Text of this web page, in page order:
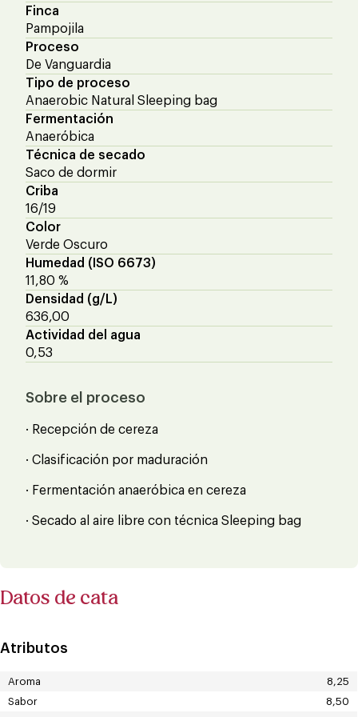
Finca
Pampojila
Proceso
De Vanguardia
Tipo de proceso
Anaerobic Natural Sleeping bag
Fermentación
Anaeróbica
Técnica de secado
Saco de dormir
Criba
16/19
Color
Verde Oscuro
Humedad (ISO 6673)
11,80 %
Densidad (g/L)
636,00
Actividad del agua
0,53
Sobre el proceso
· Recepción de cereza
· Clasificación por maduración
· Fermentación anaeróbica en cereza
· Secado al aire libre con técnica Sleeping bag
Datos de cata
Atributos
Aroma
8,25
Sabor
8,50